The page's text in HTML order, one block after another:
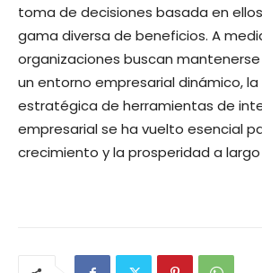
toma de decisiones basada en
gama diversa de beneficios. A
organizaciones buscan
un entorno empresarial dinámico,
estratégica de herramientas de
empresarial se ha vuelto esencial
crecimiento y la prosperidad a largo